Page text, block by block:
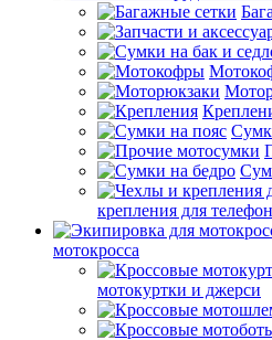
крепления для
мотокросса
мотокуртки и джерси